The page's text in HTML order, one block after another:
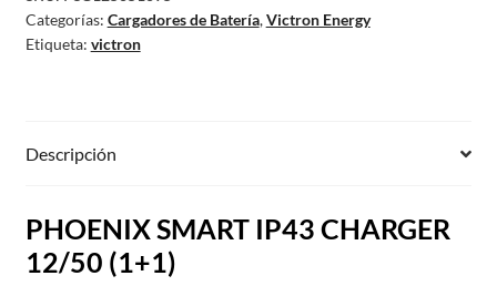
Categorías: Cargadores de Batería,Victron Energy
Etiqueta: victron
Descripción
PHOENIX SMART IP43 CHARGER
12/50 (1+1)